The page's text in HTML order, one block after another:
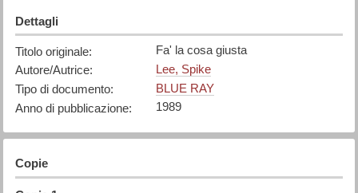
Dettagli
Titolo originale:
Fa' la cosa giusta
Autore/Autrice:
Lee, Spike
Tipo di documento:
BLUE RAY
Anno di pubblicazione: 1989
Copie